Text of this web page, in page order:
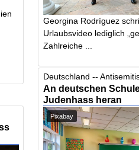
Georgina Rodríguez
Urlaubsvideo lediglich
Zahlreiche ...
Deutschland --
An deutschen
Judenhass heran
Pixabay